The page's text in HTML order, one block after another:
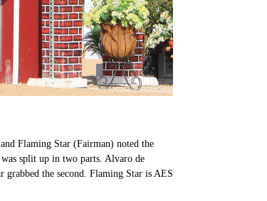
Flaming Star (Fairman) noted the
was split up in two parts. Alvaro de
the second. Flaming Star is AES